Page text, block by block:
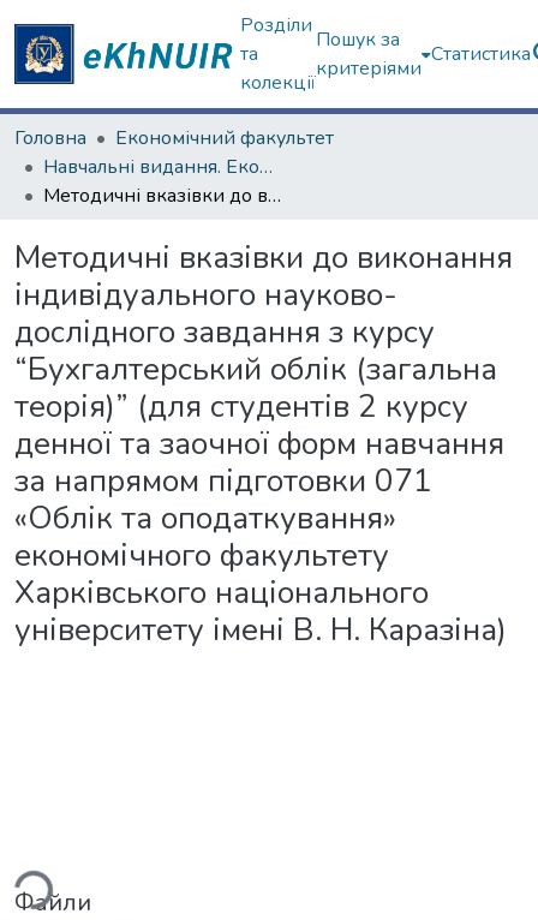
Розділи
та
колекції
Пошук за
критеріями
Статистика
Головна
Економічний факультет
Навчальні видання. Економічний факультет
Методичні вказівки до виконання індивідуального науково-дослідного завдання з курсу “Бухгалтерський облік (загальна теорія)” (для студентів 2 курсу денної та заочної форм навчання за напрямом підготовки 071 «Облік та оподаткування» економічного факультету Харківського національного університету імені В. Н. Каразіна)
Методичні вказівки до виконання
індивідуального науково-
дослідного завдання з курсу
“Бухгалтерський облік (загальна
теорія)” (для студентів 2 курсу
денної та заочної форм навчання
за напрямом підготовки 071
«Облік та оподаткування»
економічного факультету
Харківського національного
університету імені В. Н. Каразіна)
Файли